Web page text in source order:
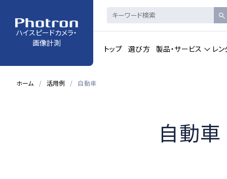
ハイスピードカメラ・
画像計測
トップ 選び方 製品・サービス レ
赤外線ハイス
ホーム 活用例 自動車
自動車